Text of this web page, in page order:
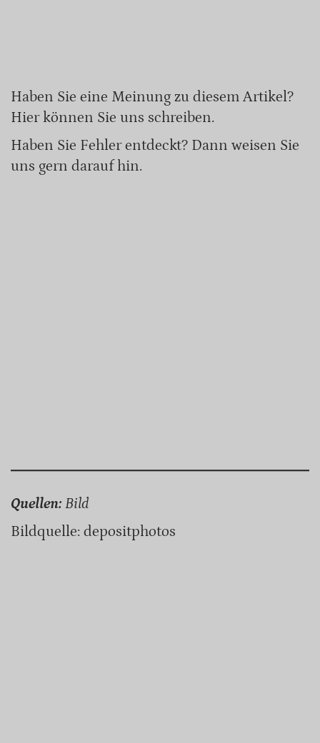
Haben Sie eine Meinung zu diesem Artikel?
Hier können Sie uns schreiben.
Haben Sie Fehler entdeckt? Dann weisen Sie
uns gern darauf hin.
Quellen: Bild
Bildquelle: depositphotos